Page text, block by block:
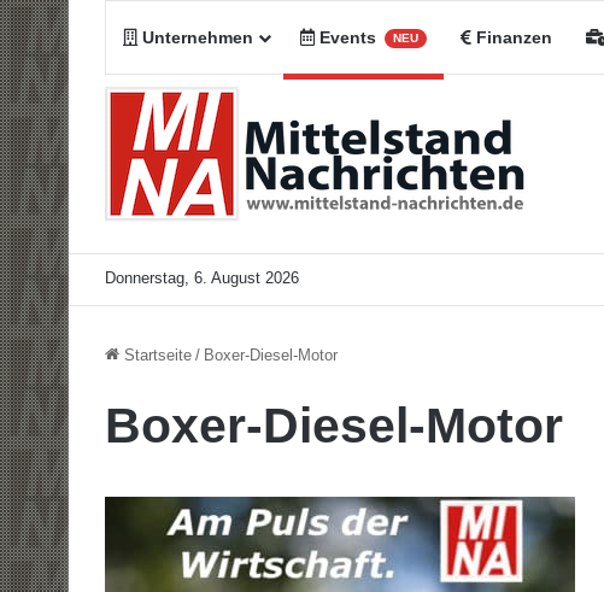
Unternehmen Events NEU Finanzen
Donnerstag, 6. August 2026
Startseite / Boxer-Diesel-Motor
Boxer-Diesel-Motor